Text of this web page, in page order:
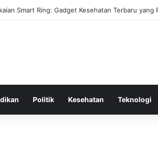
Smart Ring: Gadget Kesehatan Terbaru yang
Politik Kesehatan Teknologi